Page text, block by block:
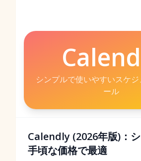
シンプルで使いやすいスケ
ール
Calendly (2026年版)：
手頃な価格で最適